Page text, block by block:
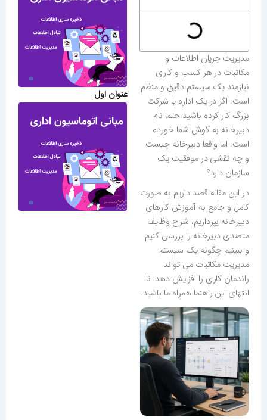
مدیریت جریان اطلاعات و
مکاتبات در هر کسب و کاری
نیازمند یک سیستم دقیق و منظم
است. اگر در یک اداره یا شرکت
بزرگ کار کرده باشید حتما نام
دبیرخانه به گوش شما خورده
است. اما واقعا دبیرخانه چیست
و چه نقشی در موفقیت یک
سازمان دارد؟
در این مقاله قصد داریم به صورت
کامل و جامع به آموزش کارهای
دبیرخانه بپردازیم، شرح وظایف
متصدی دبیرخانه را بررسی کنیم
و ببینیم چگونه یک سیستم
مدیریت مکاتبات می تواند
راندمان کاری را افزایش دهد. تا
انتهای این راهنما همراه ما باشید.
عنوان اول